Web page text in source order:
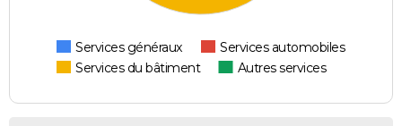
Services généraux
Services automobiles
Services du bâtiment
Autres services